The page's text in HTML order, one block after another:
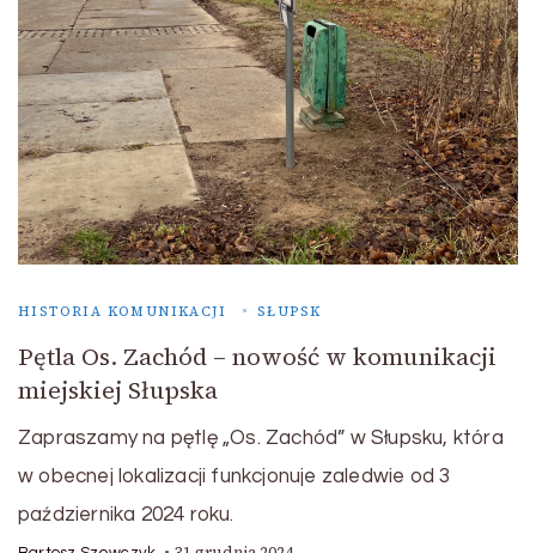
HISTORIA KOMUNIKACJI SŁUPSK
Pętla Os. Zachód – nowość w komunikacji
miejskiej Słupska
Zapraszamy na pętlę „Os. Zachód” w Słupsku, która
w obecnej lokalizacji funkcjonuje zaledwie od 3
października 2024 roku.